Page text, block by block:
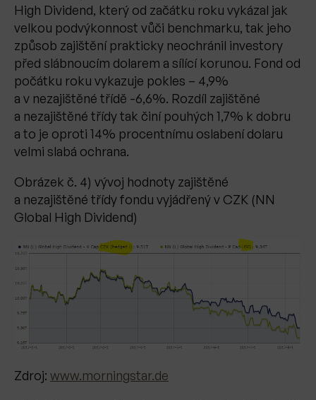
High Dividend, který od začátku roku vykázal jak
velkou podvýkonnost vůči benchmarku, tak jeho
způsob zajištění prakticky neochránil investory
před slábnoucím dolarem a sílící korunou. Fond od
počátku roku vykazuje pokles – 4,9%
a v nezajištěné třídě -6,6%. Rozdíl zajištěné
a nezajištěné třídy tak činí pouhých 1,7% k dobru
a to je oproti 14% procentnímu oslabení dolaru
velmi slabá ochrana.
Obrázek č. 4) vývoj hodnoty zajištěné
a nezajištěné třídy fondu vyjádřený v CZK (NN
Global High Dividend)
Zdroj: www.morningstar.de